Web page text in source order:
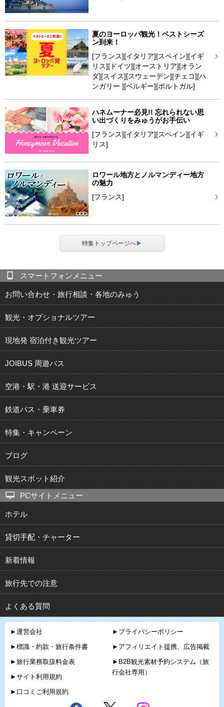
夏のヨーロッパ観光！ベストシーズ
ン到来！
[フランス][イタリア][スペイン][イギ
リス][ドイツ][オーストリア][オラン
ダ][スイス][スウェーデン][チェコ][ハ
ンガリー ][ベルギー][ポルトガル]
ハネムーナー必見!! 忘れられない思
い出づくりをみゅうがお手伝い
[フランス][イタリア][スペイン][イギ
リス]
ロワール地方とノルマンディー地方
の魅力
[フランス]
特集トップページへ▶
スマートフォンメニュー
お問い合わせ・旅行相談・各地のみゅう
観光・オプショナルツアー
現地発 宿泊付き観光ツアー
JOIBUS 周遊バス
空港・駅・港 送迎サービス
鉄道パス・乗車券
特集・キャンペーン
ブログ
観光スポット紹介
PCサイトメニュー
ホテル
貸切手配・チャーター
新着情報
旅行先での注意
よくある質問
►運営会社
►標識・約款・旅行条件書
►旅行業務取扱料金表
►サイト利用規約
►口コミご利用規約
►プライバシーポリシー
►アフィリエイト提携、広告掲載
►B2B観光素材予約システム（旅
行会社専用）